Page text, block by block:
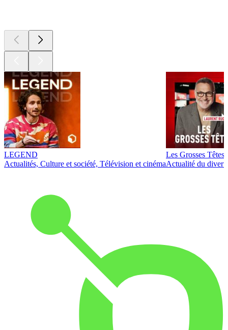
LEGEND
Actualités, Culture et société, Télévision et cinéma
Les Grosses Têtes
Actualité du